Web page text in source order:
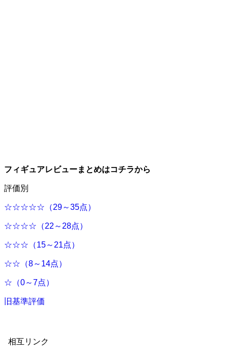
フィギュアレビューまとめはコチラから
評価別
☆☆☆☆☆（29～35点）
☆☆☆☆（22～28点）
☆☆☆（15～21点）
☆☆（8～14点）
☆（0～7点）
旧基準評価
相互リンク